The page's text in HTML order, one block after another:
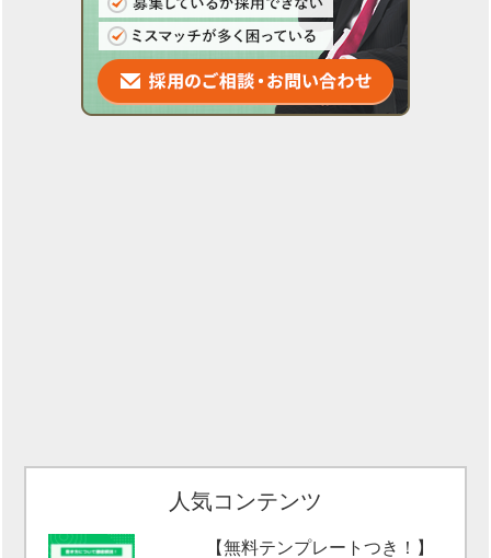
人気コンテンツ
【無料テンプレートつき！】